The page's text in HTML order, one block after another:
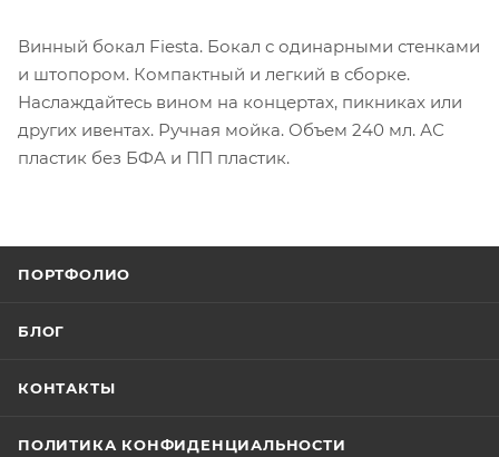
Винный бокал Fiesta. Бокал с одинарными стенками
и штопором. Компактный и легкий в сборке.
Наслаждайтесь вином на концертах, пикниках или
других ивентах. Ручная мойка. Объем 240 мл. АС
пластик без БФА и ПП пластик.
ПОРТФОЛИО
БЛОГ
КОНТАКТЫ
ПОЛИТИКА КОНФИДЕНЦИАЛЬНОСТИ